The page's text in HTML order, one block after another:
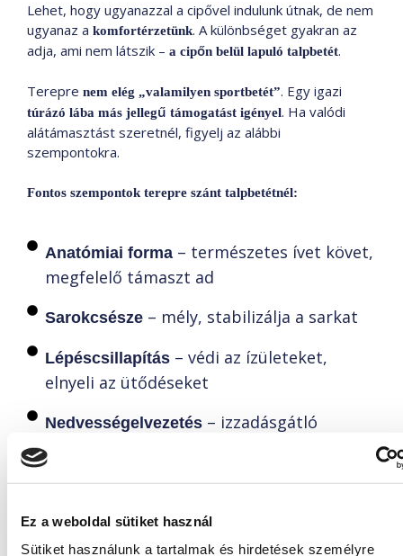
Ez a weboldal sütiket használ
Sütiket használunk a tartalmak és hirdetések személyre
Lehet, hogy ugyanazzal a cipővel indulunk útnak, de nem
ugyanaz a komfortérzetünk. A különbséget gyakran az
adja, ami nem látszik – a cipőn belül lapuló talpbetét.
Terepre nem elég „valamilyen sportbetét”. Egy igazi
túrázó lába más jellegű támogatást igényel. Ha valódi
alátámasztást szeretnél, figyelj az alábbi
szempontokra.
Fontos szempontok terepre szánt talpbetétnél:
Anatómiai forma – természetes ívet követ,
megfelelő támaszt ad
Sarokcsésze – mély, stabilizálja a sarkat
Lépéscsillapítás – védi az ízületeket,
elnyeli az ütődéseket
Nedvességelvezetés – izzadásgátló
tulajdonság nyári túrákhoz
Méretpontosság– stabilitás, elmozdulás
és gyűrődés nélkül